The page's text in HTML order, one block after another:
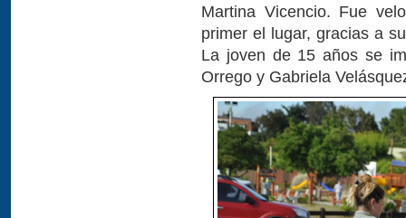
Martina Vicencio. Fue
primer el lugar, gracias a
La joven de 15 años se
Orrego y Gabriela